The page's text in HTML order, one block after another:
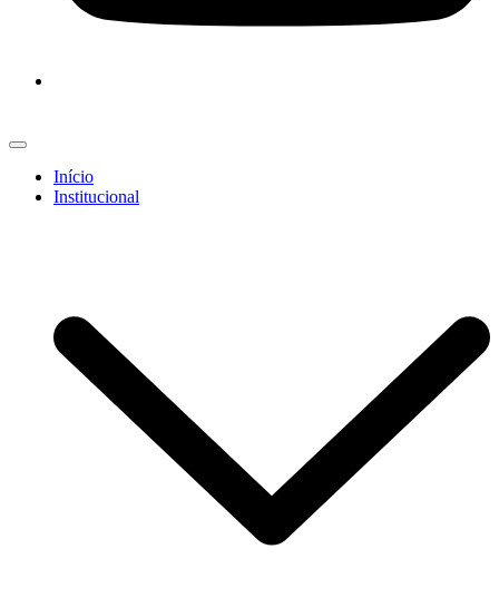
Início
Institucional